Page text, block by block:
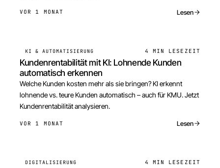
VOR 1 MONAT Lesen
KI & AUTOMATISIERUNG 4 MIN LESEZEIT
Kundenrentabilität mit KI: Lohnende Kunden
automatisch erkennen
Welche Kunden kosten mehr als sie bringen? KI erkennt
lohnende vs. teure Kunden automatisch – auch für KMU. Jetzt
Kundenrentabilität analysieren.
VOR 1 MONAT Lesen
DIGITALISIERUNG 4 MIN LESEZEIT